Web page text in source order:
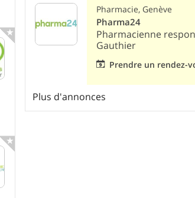


Pharmacie, Genève
Pharma24
Pharmacienne
Gauthier
Prendre un rendez-
Plus d'annonces